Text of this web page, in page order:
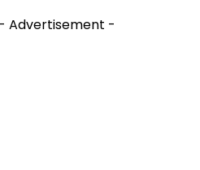
- Advertisement -